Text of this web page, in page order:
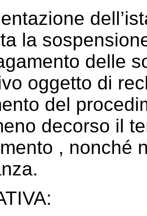
la
delle
oggetto di
del
decorso il
, nonché